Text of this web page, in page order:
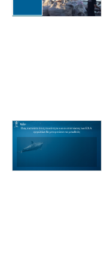
Πώς πιστεύετε ότι η ποσότητα και οι επιπτώσεις των ΕΧΑ
εργαλείων θα μπορούσαν να μειωθούν;